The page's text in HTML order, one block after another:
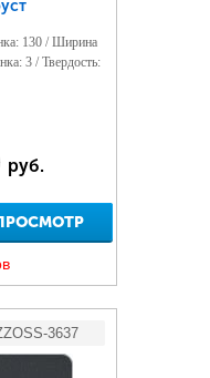
130 / Ширина
3 / Твердость:
руб.
3637